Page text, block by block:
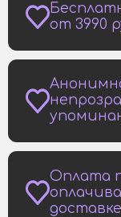
от 3990
Оплата